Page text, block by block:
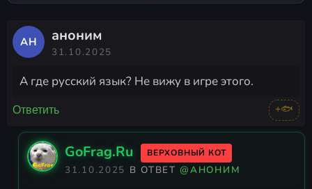
улучшенные текстуры высокого
Community Patch v1.60-
работы мода Enhanced Edition v3.1.
Его нужно активировать в JSGME
раньше, чем EE
АН аноним
31.10.2025
А где русский язык? Не вижу в игре этого.
Ответить +🐟
GoFrag.Ru ВЕРХОВНЫЙ КОТ
31.10.2025 В ОТВЕТ@АНОНИМ